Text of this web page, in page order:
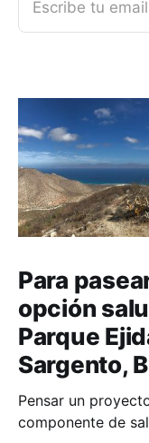
Escribe tu email
Para
opción
Parque
Sargento,
Pensar un
componente de